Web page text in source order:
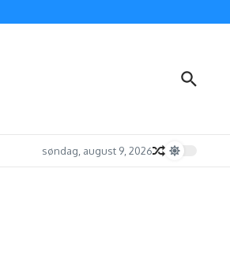
søndag, august 9, 2026